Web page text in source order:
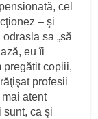
cel
– şi
sa „să
eu îi
pregătit copiii,
profesii
atent
sunt, ca şi